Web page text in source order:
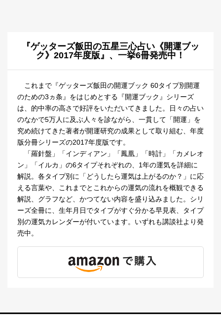
『ゲッターズ飯田の五星三心占い《開運ブッ
ク》2017年度版』、一挙6冊発売中！
これまで『ゲッターズ飯田の開運ブック 60タイプ別開運
のための3ヵ条』をはじめとする『開運ブック』シリーズ
は、的中率の高さで好評をいただいてきました。日々の占い
のなかで5万人に及ぶ人々を診ながら、一貫して「開運」を
究め続けてきた著者が開運研究の成果として取り組む、年度
版分冊シリーズの2017年度版です。
「羅針盤」「インディアン」「鳳凰」「時計」「カメレオ
ン」「イルカ」の6タイプそれぞれの、1年の運気を詳細に
解説。各タイプ別に「どうしたら運気は上がるのか？」に応
える言葉や、これまでとこれからの運気の流れを概観できる
解説、グラフなど、かつてない内容を盛り込みました。シリ
ーズ全冊に、生年月日でタイプがすぐ分かる早見表、タイプ
別の運気カレンダーが付いています。いずれも講談社より発
売中。